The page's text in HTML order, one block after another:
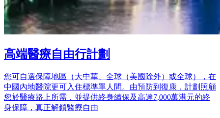
高端醫療自由行計劃
您可自選保障地區（大中華、全球（美國除外）或全球），在
中國內地醫院更可入住標準單人間。由預防到復康，計劃照顧
您於醫療路上所需，並提供終身續保及高達7,000萬港元的終
身保障，真正解鎖醫療自由